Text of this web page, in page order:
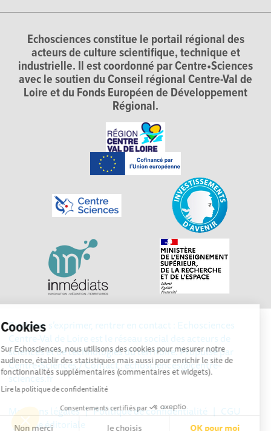
Cookies
Sur Echosciences, nous utilisons des cookies pour mesurer notre
audience, établir des statistiques mais aussi pour enrichir le site de
fonctionnalités supplémentaires (commentaires et widgets).
Lire la politique de confidentialité
Consentements certifiés par
Non merci Je choisis OK pour moi
Echosciences constitue le portail régional des
acteurs de culture scientifique, technique et
industrielle. Il est coordonné par Centre•Sciences
avec le soutien du Conseil régional Centre-Val de
Loire et du Fonds Européen de Développement
Régional.
Explorer, s’exprimer, rentrer en contact : Echosciences
Centre-Val de Loire est le réseau social des acteurs de
sciences et de technologies du territoire. Propulsé par
Centre•Sciences/ Contact : echosciences@centre-
sciences.fr
Mentions légales|Politique de confidentialité
CGU
|Ligne éditoriale